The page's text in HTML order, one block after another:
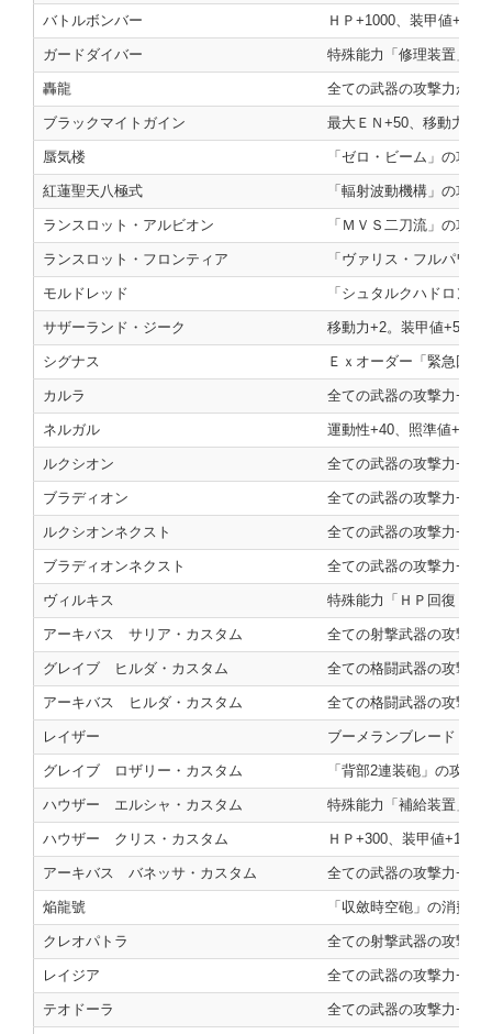
バトルボンバー ＨＰ+1000、装甲値+300
ガードダイバー 特殊能力「修理装置」の
轟龍 全ての武器の攻撃力が
ブラックマイトガイン 最大ＥＮ+50、移動力+1
蜃気楼 「ゼロ・ビーム」の攻撃
紅蓮聖天八極式 「輻射波動機構」の攻
ランスロット・アルビオン 「ＭＶＳ二刀流」の攻撃
ランスロット・フロンティア 「ヴァリス・フルパワ
モルドレッド 「シュタルクハドロン
サザーランド・ジーク 移動力+2。装甲値+500。
シグナス Ｅｘオーダー「緊急回
カルラ 全ての武器の攻撃力+200
ネルガル 運動性+40、照準値+30
ルクシオン 全ての武器の攻撃力+200
ブラディオン 全ての武器の攻撃力+200
ルクシオンネクスト 全ての武器の攻撃力+200
ブラディオンネクスト 全ての武器の攻撃力+200
ヴィルキス 特殊能力「ＨＰ回復（中
アーキバス サリア・カスタム 全ての射撃武器の攻撃力
グレイブ ヒルダ・カスタム 全ての格闘武器の攻撃力
アーキバス ヒルダ・カスタム 全ての格闘武器の攻撃力
レイザー ブーメランブレード「ブ
グレイブ ロザリー・カスタム 「背部2連装砲」の攻撃
ハウザー エルシャ・カスタム 特殊能力「補給装置」を
ハウザー クリス・カスタム ＨＰ+300、装甲値+100
アーキバス バネッサ・カスタム 全ての武器の攻撃力
焔龍號 「収斂時空砲」の消費
クレオパトラ 全ての射撃武器の攻撃力
レイジア 全ての武器の攻撃力
テオドーラ 全ての武器の攻撃力